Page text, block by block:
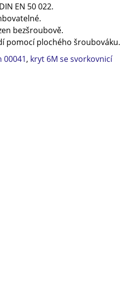
EN 50 022.
bezšroubově.
pomocí plochého šroubováku.
00041, kryt 6M se svorkovnicí